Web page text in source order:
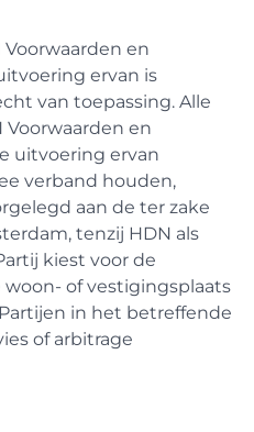
Voorwaarden en
ervan is
van toepassing. Alle
en
uitvoering ervan
verband houden,
aan de ter zake
tenzij HDN als
kiest voor de
of vestigingsplaats
in het betreffende
of arbitrage